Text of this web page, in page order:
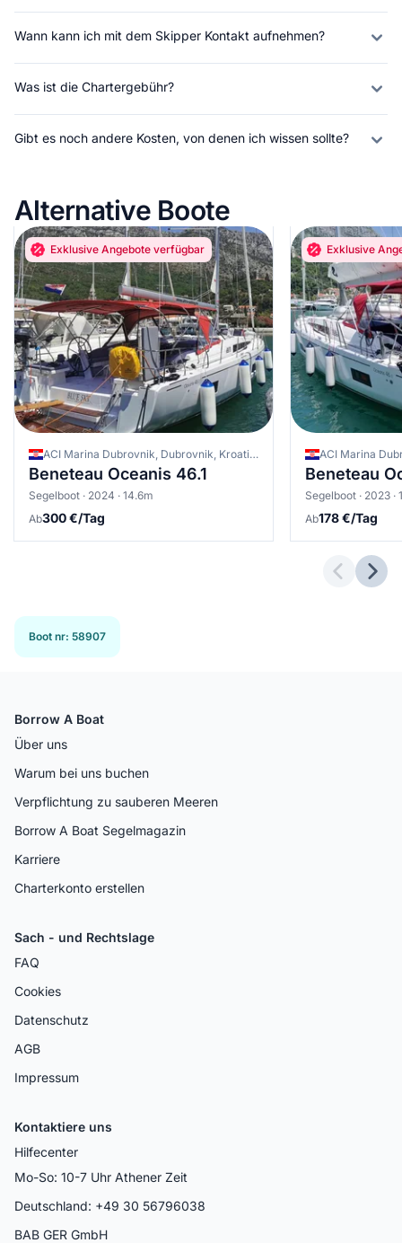
Wann kann ich mit dem Skipper Kontakt aufnehmen?
Was ist die Chartergebühr?
Gibt es noch andere Kosten, von denen ich wissen sollte?
Alternative Boote
Exklusive Angebote verfügbar
ACI Marina Dubrovnik, Dubrovnik, Kroatien
Beneteau Oceanis 46.1
Segelboot · 2024 · 14.6m
Ab300 €/Tag
Exklusive
Beneteau
Segelboot · 2023 ·
Ab178 €/Tag
Boot nr: 58907
Borrow A Boat
Über uns
Warum bei uns buchen
Verpflichtung zu sauberen Meeren
Borrow A Boat Segelmagazin
Karriere
Charterkonto erstellen
Sach - und Rechtslage
FAQ
Cookies
Datenschutz
AGB
Impressum
Kontaktiere uns
Hilfecenter
Mo-So: 10-7 Uhr Athener Zeit
Deutschland: +49 30 56796038
BAB GER GmbH